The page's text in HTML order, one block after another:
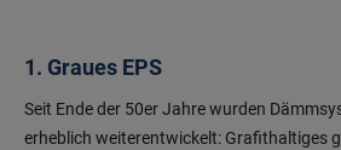
1. Graues EPS
Seit Ende der 50er Jahre wurden
erheblich weiterentwickelt: Grafithaltiges